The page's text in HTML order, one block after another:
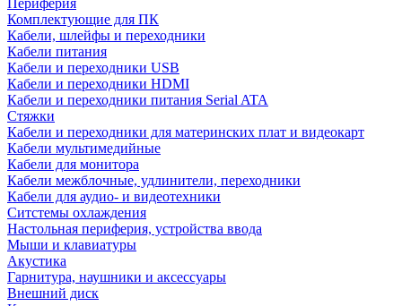
Периферия
Комплектующие для ПК
Кабели, шлейфы и переходники
Кабели питания
Кабели и переходники USB
Кабели и переходники HDMI
Кабели и переходники питания Serial ATA
Стяжки
Кабели и переходники для материнских плат и видеокарт
Кабели мультимедийные
Кабели для монитора
Кабели межблочные, удлинители, переходники
Кабели для аудио- и видеотехники
Ситстемы охлаждения
Настольная периферия, устройства ввода
Мыши и клавиатуры
Акустика
Гарнитура, наушники и аксессуары
Внешний диск